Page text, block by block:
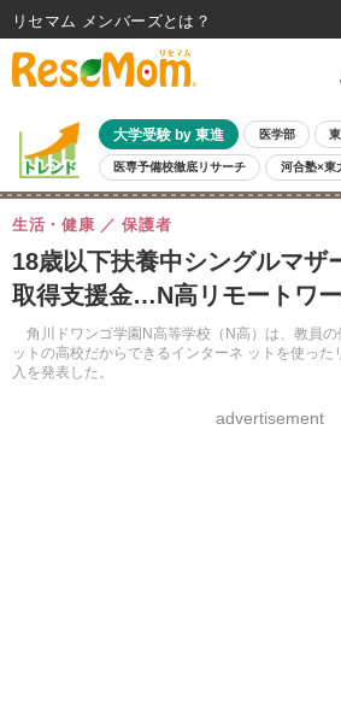
大学受験 by 東進 医学部
医専予備校徹底リサーチ 河合塾×東
親子で考える大学選び 高校受験 中学受験
共通テスト 夏休み
8月開催イベント・WS 全国公立高校 過去問
自由研究教材（小学生向け） 自由研究教材（中学
18歳以下扶養中シングルマザ
取得支援金…N高リモートワ
角川ドワンゴ学園N高等学校（N高）は、教員の
ットの高校だからできるインターネ ットを使った
入を発表した。
生活・健康 保護者
advertisement
リセマム メンバーズ